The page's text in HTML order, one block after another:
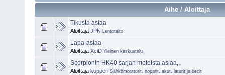
Aihe / Aloittaja
Tikusta asiaa
Aloittaja JPN Lentotaito
Lapa-asiaa
Aloittaja XciD Yleinen keskustelu
Scorpionin HK40 sarjan moteista asiaa,,
Aloittaja kopperi Sähkömoottorit, noparit, akut, laturit ja becit